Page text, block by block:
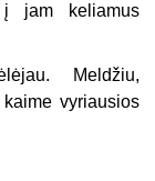
į jam keliamus
Meldžiu,
vyriausios